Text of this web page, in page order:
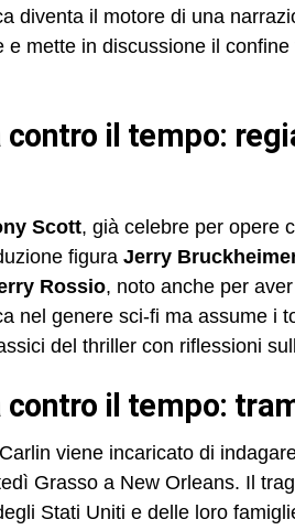
diventa il motore di una
e mette in discussione il
Scott, già celebre per opere
figura Jerry
Rossio, noto anche per
nel genere sci-fi ma assume i
del thriller con riflessioni
contro il tempo:
Carlin viene incaricato di
Grasso a New Orleans. Il
Stati Uniti e delle loro